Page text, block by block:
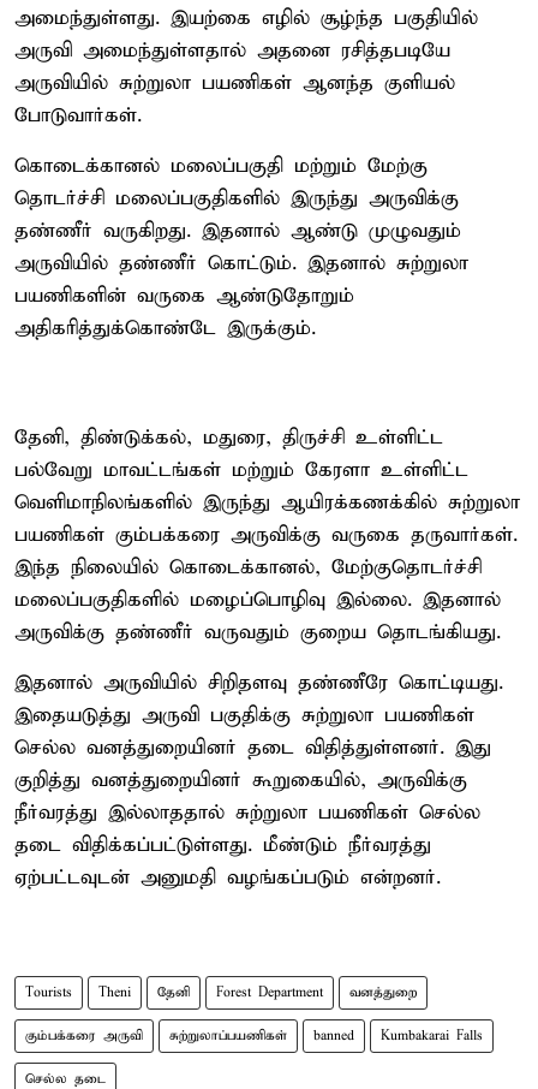
அமைந்துள்ளது. இயற்கை எழில் சூழ்ந்த பகுதியில்
அருவி அமைந்துள்ளதால் அதனை ரசித்தபடியே
அருவியில் சுற்றுலா பயணிகள் ஆனந்த குளியல்
போடுவார்கள்.
கொடைக்கானல் மலைப்பகுதி மற்றும் மேற்கு
தொடர்ச்சி மலைப்பகுதிகளில் இருந்து அருவிக்கு
தண்ணீர் வருகிறது. இதனால் ஆண்டு முழுவதும்
அருவியில் தண்ணீர் கொட்டும். இதனால் சுற்றுலா
பயணிகளின் வருகை ஆண்டுதோறும்
அதிகரித்துக்கொண்டே இருக்கும்.
தேனி, திண்டுக்கல், மதுரை, திருச்சி உள்ளிட்ட
பல்வேறு மாவட்டங்கள் மற்றும் கேரளா உள்ளிட்ட
வெளிமாநிலங்களில் இருந்து ஆயிரக்கணக்கில் சுற்றுலா
பயணிகள் கும்பக்கரை அருவிக்கு வருகை தருவார்கள்.
இந்த நிலையில் கொடைக்கானல், மேற்குதொடர்ச்சி
மலைப்பகுதிகளில் மழைப்பொழிவு இல்லை. இதனால்
அருவிக்கு தண்ணீர் வருவதும் குறைய தொடங்கியது.
இதனால் அருவியில் சிறிதளவு தண்ணீரே கொட்டியது.
இதையடுத்து அருவி பகுதிக்கு சுற்றுலா பயணிகள்
செல்ல வனத்துறையினர் தடை விதித்துள்ளனர். இது
குறித்து வனத்துறையினர் கூறுகையில், அருவிக்கு
நீர்வரத்து இல்லாததால் சுற்றுலா பயணிகள் செல்ல
தடை விதிக்கப்பட்டுள்ளது. மீண்டும் நீர்வரத்து
ஏற்பட்டவுடன் அனுமதி வழங்கப்படும் என்றனர்.
Tourists Theni தேனி Forest Department வனத்துறை
கும்பக்கரை அருவி சுற்றுலாப்பயணிகள் banned Kumbakarai Falls
செல்ல தடை